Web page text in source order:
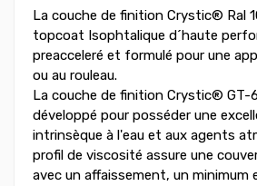
La couche de finition Crystic® Ral
topcoat Isophtalique d´haute
preacceleré et formulé pour une
ou au rouleau.
La couche de finition Crystic® GT-
développé pour posséder une
intrinsèque à l'eau et aux agents
profil de viscosité assure une
avec un affaissement, un minimum